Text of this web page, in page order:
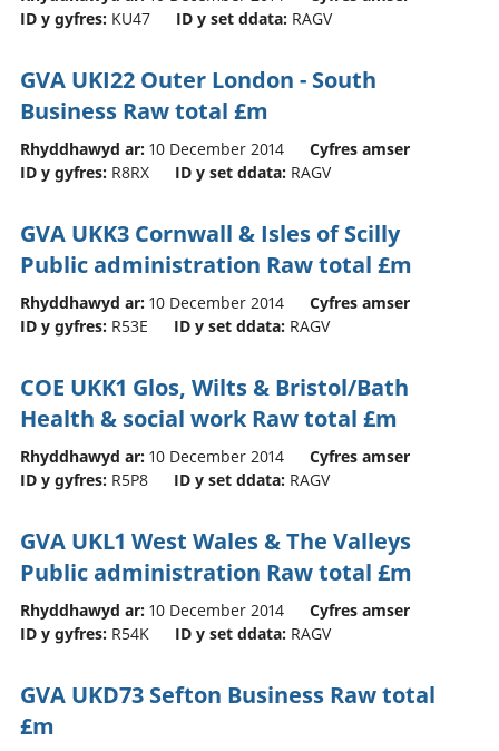
ID y gyfres: KU47 ID y set ddata: RAGV
GVA UKI22 Outer London - South
Business Raw total £m
Rhyddhawyd ar: 10 December 2014
Cyfres amser
ID y gyfres: R8RX ID y set ddata: RAGV
GVA UKK3 Cornwall & Isles of Scilly
Public administration Raw total £m
Rhyddhawyd ar: 10 December 2014
Cyfres amser
ID y gyfres: R53E ID y set ddata: RAGV
COE UKK1 Glos, Wilts & Bristol/Bath
Health & social work Raw total £m
Rhyddhawyd ar: 10 December 2014
Cyfres amser
ID y gyfres: R5P8 ID y set ddata: RAGV
GVA UKL1 West Wales & The Valleys
Public administration Raw total £m
Rhyddhawyd ar: 10 December 2014
Cyfres amser
ID y gyfres: R54K ID y set ddata: RAGV
GVA UKD73 Sefton Business Raw total
£m